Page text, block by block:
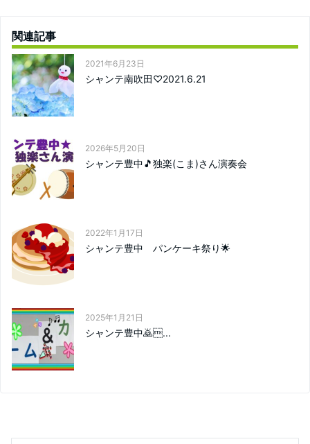
関連記事
2021年6月23日
シャンテ南吹田♡2021.6.21
2026年5月20日
シャンテ豊中🎵独楽(こま)さん演奏会
2022年1月17日
シャンテ豊中 パンケーキ祭り🌟
2025年1月21日
シャンテ豊中🙇‍...